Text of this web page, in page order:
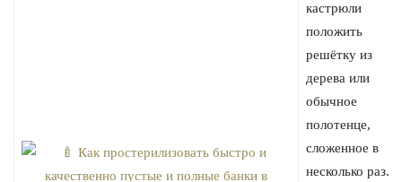
кастрюли
положить
решётку из
дерева или
обычное
полотенце,
сложенное в
несколько раз.